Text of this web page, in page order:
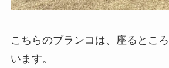
こちらのブランコは、座るとこ
います。